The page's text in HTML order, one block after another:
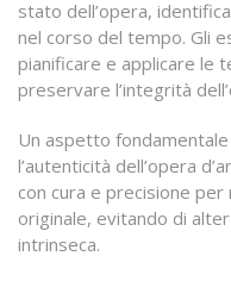
stato dell’opera,
nel corso del tempo. Gli
pianificare e applicare le
preservare l’integrità
Un aspetto
l’autenticità dell’opera
con cura e precisione
originale, evitando di
intrinseca.